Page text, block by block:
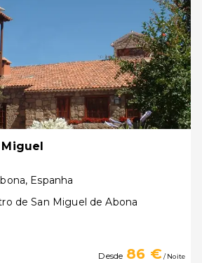
Miguel
, Espanha
de San Miguel de Abona
Desde 86 €/ Noite